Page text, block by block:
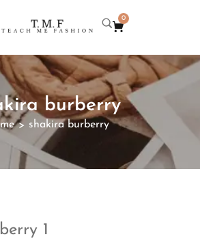
0
burberry
> shakira burberry
1